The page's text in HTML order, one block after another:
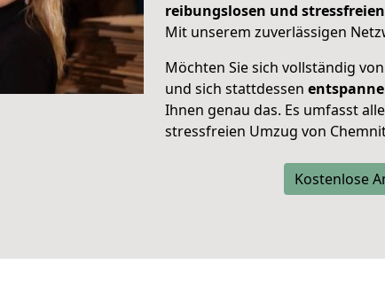
reibungslosen und
Mit unserem zuverlässigen
Möchten Sie sich vollständig
und sich stattdessen
Ihnen genau das. Es umfasst
stressfreien Umzug von
Kostenlose